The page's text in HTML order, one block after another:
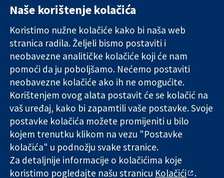
Pouzdani dokazi.
Utemeljeni
dokazi.
Bolje zdravlje.
11-13 Cavendish
London
W1G 0AN
Ujedinjeno
Kraljevstvo
Novosti
medije
O nama
Poslovi
Cochrane
Library
The Cochrane Collaboration is a charity (no. 1045921) and a
company limited by guarantee (no. 03044323) registered in
England & Wales. VAT registration number GB 718 2127 49.
Naše korištenje kolačića
Koristimo nužne kolačiće kako bi naša web
stranica radila. Željeli bismo postaviti i
neobavezne analitičke kolačiće koji će nam
pomoći da ju poboljšamo. Nećemo postaviti
neobavezne kolačiće ako ih ne omogućite.
Korištenjem ovog alata postavit će se kolačić na
vaš uređaj, kako bi zapamtili vaše postavke. Svoje
postavke kolačića možete promijeniti u bilo
kojem trenutku klikom na vezu "Postavke
kolačića" u podnožju svake stranice.
Za detaljnije informacije o kolačićima koje
koristimo pogledajte našu stranicu Kolačići .